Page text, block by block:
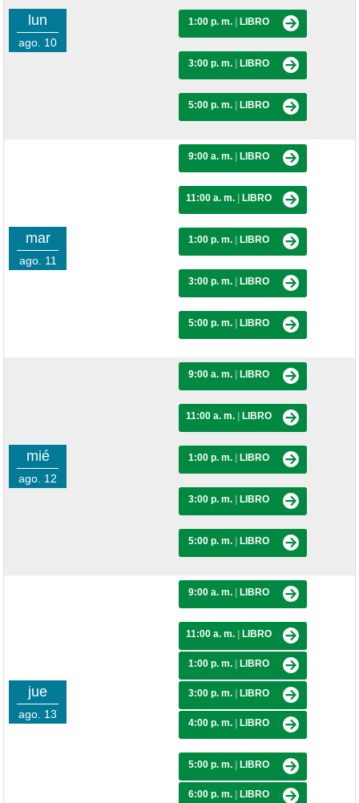
lun
ago. 10
1:00 p. m. LIBRO
3:00 p. m. LIBRO
5:00 p. m. LIBRO
mar
ago. 11
9:00 a. m. LIBRO
11:00 a. m. LIBRO
1:00 p. m. LIBRO
3:00 p. m. LIBRO
5:00 p. m. LIBRO
mié
ago. 12
9:00 a. m. LIBRO
11:00 a. m. LIBRO
1:00 p. m. LIBRO
3:00 p. m. LIBRO
5:00 p. m. LIBRO
jue
ago. 13
9:00 a. m. LIBRO
11:00 a. m. LIBRO
1:00 p. m. LIBRO
3:00 p. m. LIBRO
4:00 p. m. LIBRO
5:00 p. m. LIBRO
6:00 p. m. LIBRO